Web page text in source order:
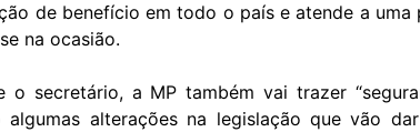
de benefício em todo o país e atende a
na ocasião.
o secretário, a MP também vai trazer
algumas alterações na legislação que vão